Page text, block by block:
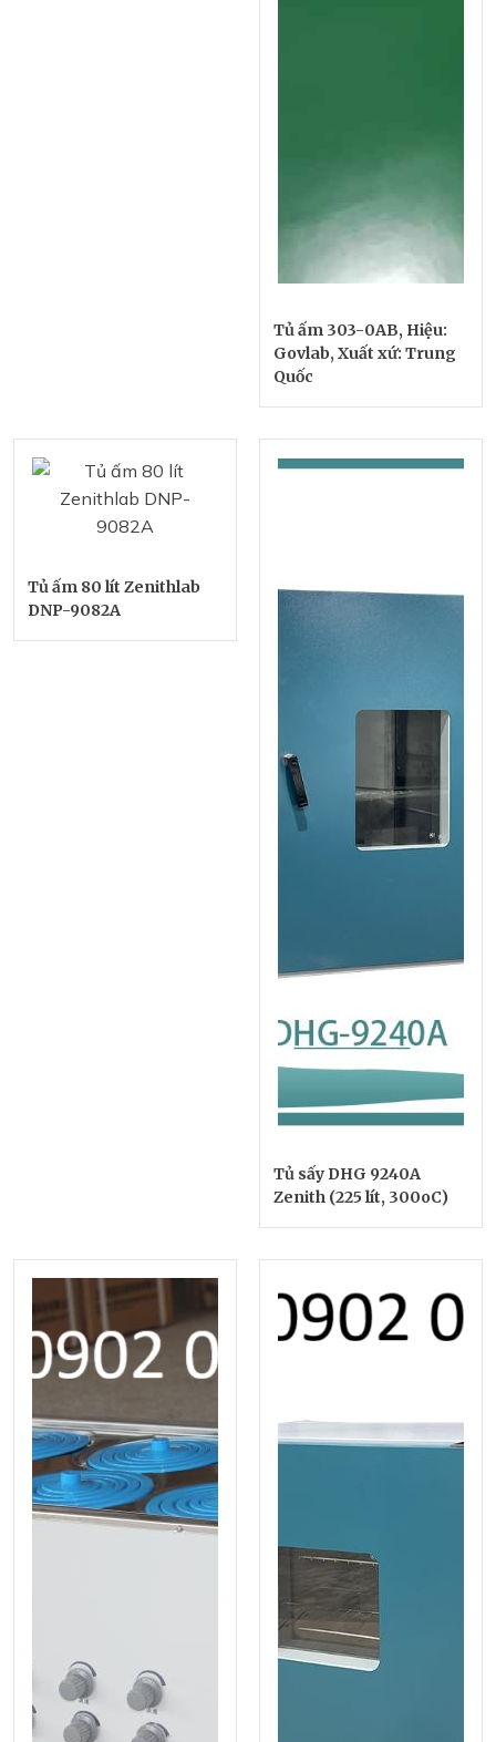
Tủ ấm 303-0AB, Hiệu:
Govlab, Xuất xứ: Trung
Quốc
Tủ ấm 80 lít Zenithlab
DNP-9082A
Tủ sấy DHG 9240A
Zenith (225 lít, 300oC)